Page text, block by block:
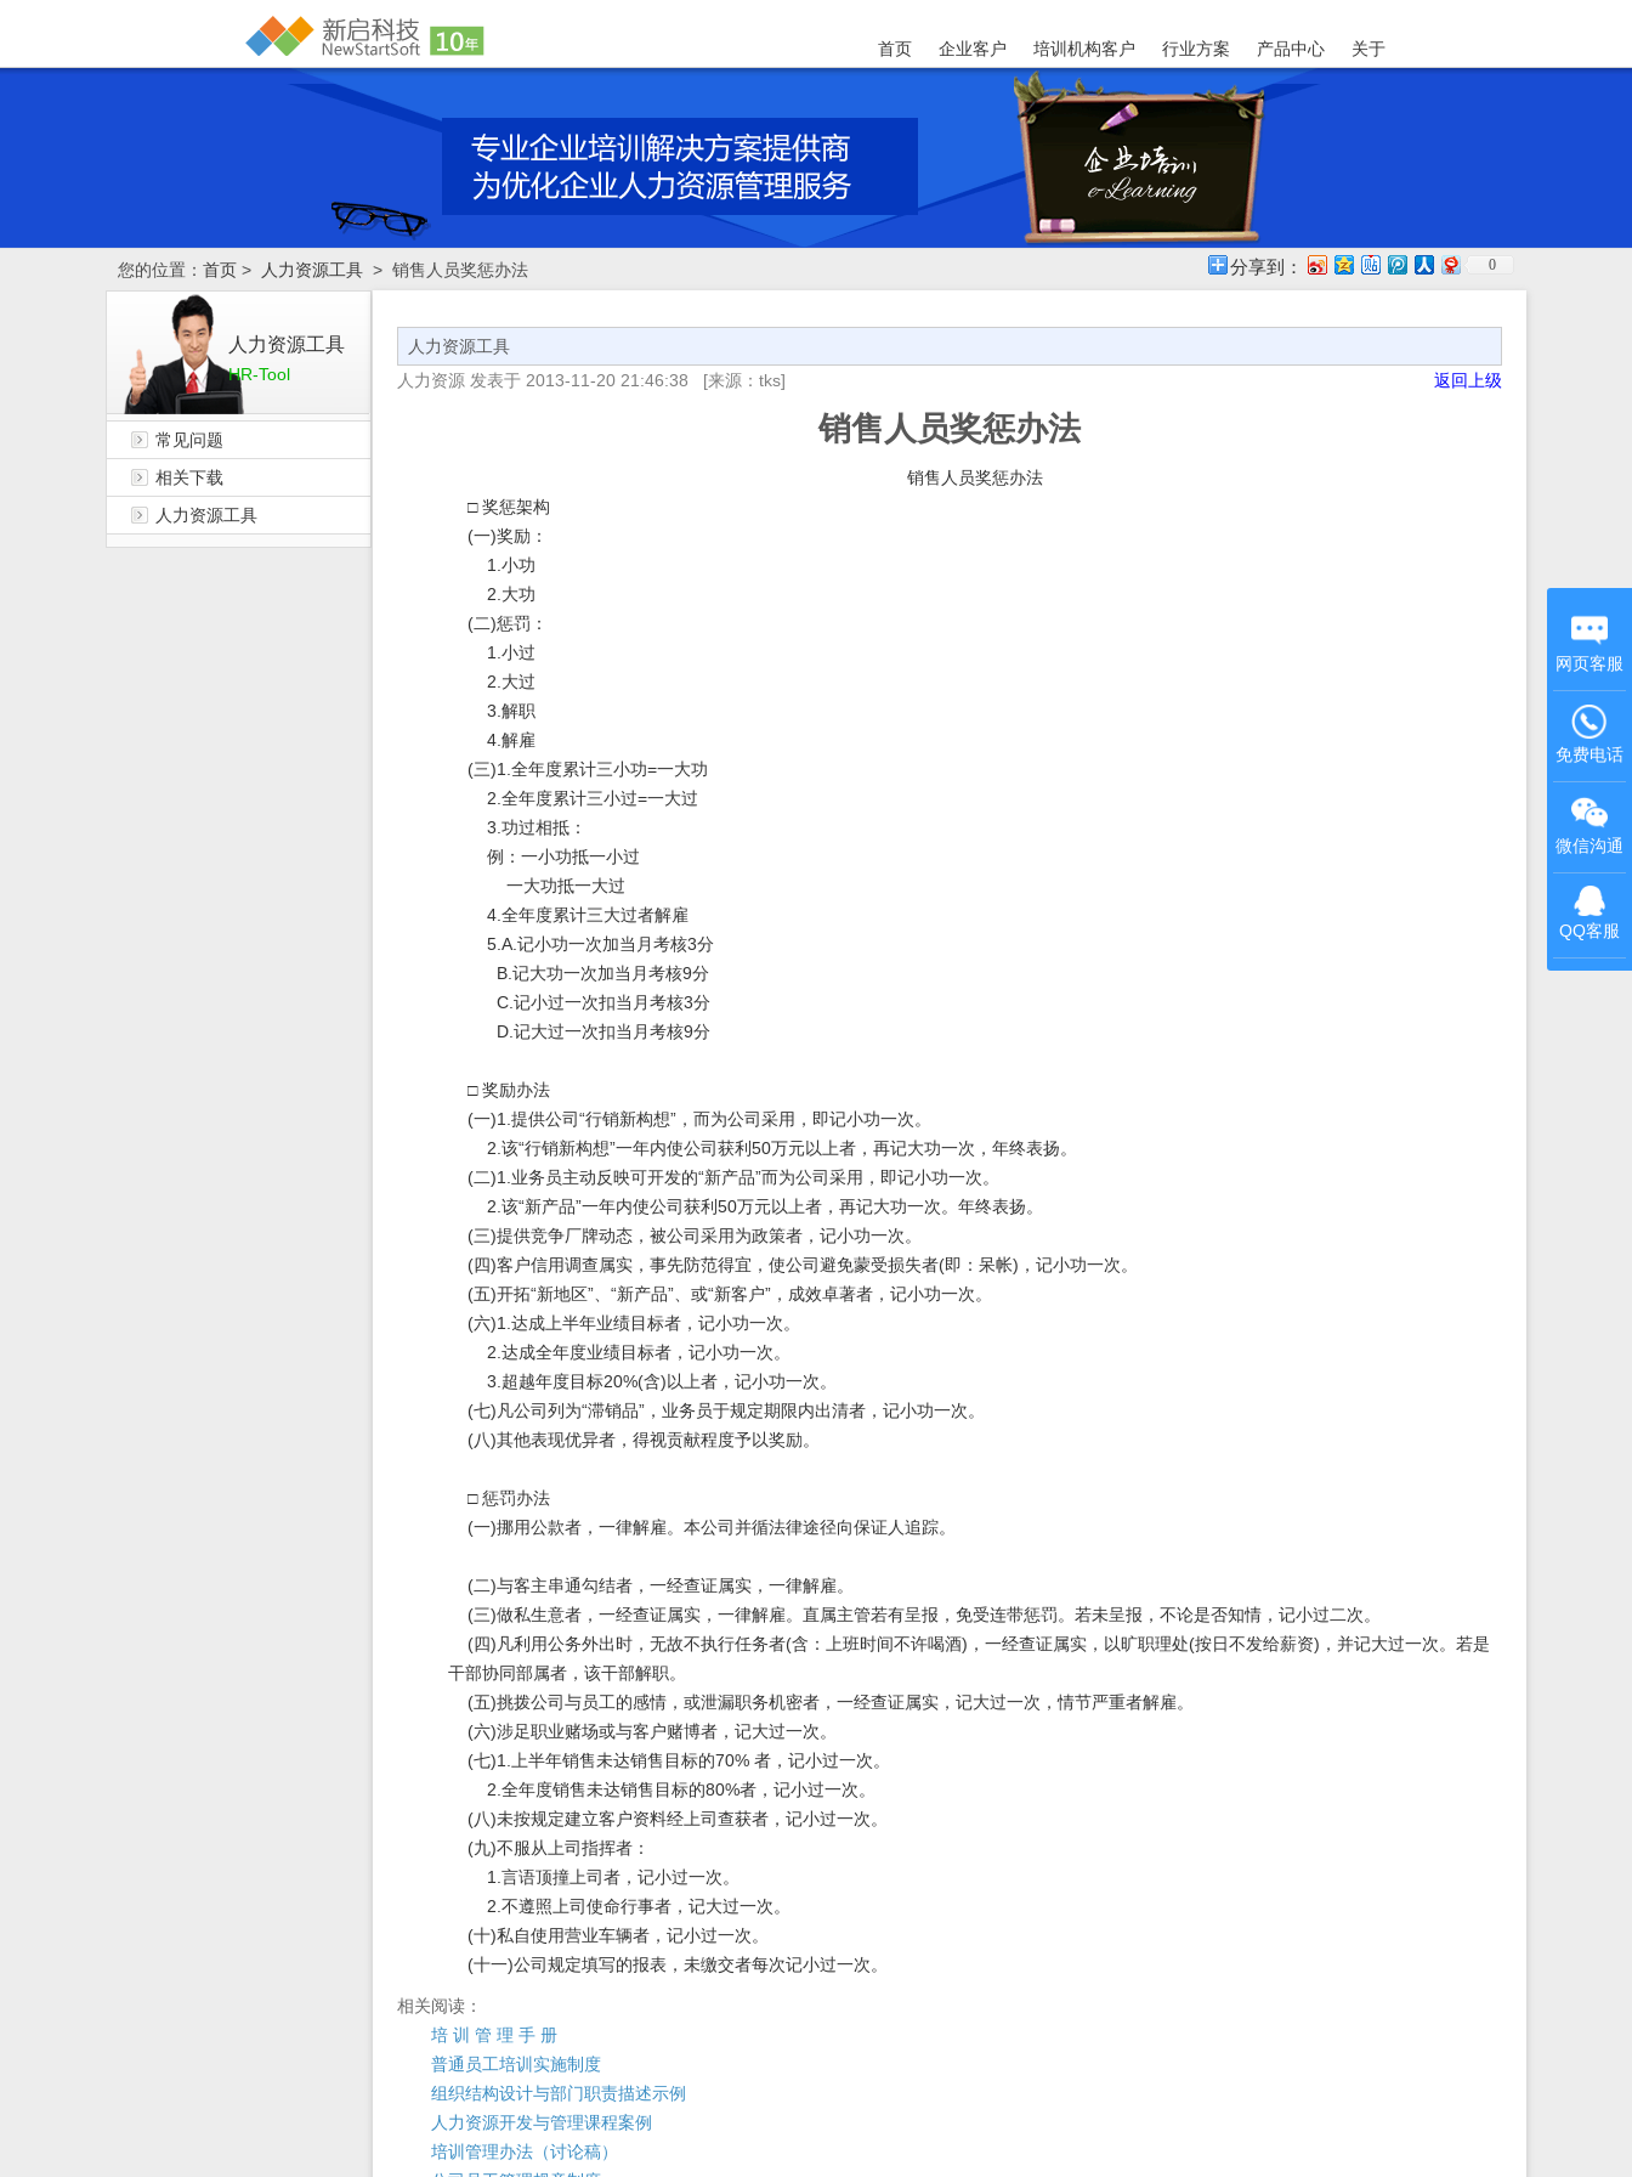
首页 企业客户 培训机构客户 行业方案 产品中心 关于
您的位置： 首页 > 人力资源工具 > 销售人员奖惩办法 分享到： 0
人力资源工具
HR-Tool
常见问题
相关下载
人力资源工具
人力资源工具
人力资源 发表于 2013-11-20 21:46:38 [来源：tks] 返回上级
销售人员奖惩办法
销售人员奖惩办法
□ 奖惩架构
(一)奖励：
1.小功
2.大功
(二)惩罚：
1.小过
2.大过
3.解职
4.解雇
(三)1.全年度累计三小功=一大功
2.全年度累计三小过=一大过
3.功过相抵：
例：一小功抵一小过
一大功抵一大过
4.全年度累计三大过者解雇
5.A.记小功一次加当月考核3分
B.记大功一次加当月考核9分
C.记小过一次扣当月考核3分
D.记大过一次扣当月考核9分
□ 奖励办法
(一)1.提供公司“行销新构想”，而为公司采用，即记小功一次。
2.该“行销新构想”一年内使公司获利50万元以上者，再记大功一次，年终表扬。
(二)1.业务员主动反映可开发的“新产品”而为公司采用，即记小功一次。
2.该“新产品”一年内使公司获利50万元以上者，再记大功一次。年终表扬。
(三)提供竞争厂牌动态，被公司采用为政策者，记小功一次。
(四)客户信用调查属实，事先防范得宜，使公司避免蒙受损失者(即：呆帐)，记小功一次。
(五)开拓“新地区”、“新产品”、或“新客户”，成效卓著者，记小功一次。
(六)1.达成上半年业绩目标者，记小功一次。
2.达成全年度业绩目标者，记小功一次。
3.超越年度目标20%(含)以上者，记小功一次。
(七)凡公司列为“滞销品”，业务员于规定期限内出清者，记小功一次。
(八)其他表现优异者，得视贡献程度予以奖励。
□ 惩罚办法
(一)挪用公款者，一律解雇。本公司并循法律途径向保证人追踪。
(二)与客主串通勾结者，一经查证属实，一律解雇。
(三)做私生意者，一经查证属实，一律解雇。直属主管若有呈报，免受连带惩罚。若未呈报，不论是否知情，记小过二次。
(四)凡利用公务外出时，无故不执行任务者(含：上班时间不许喝酒)，一经查证属实，以旷职理处(按日不发给薪资)，并记大过一次。若是
干部协同部属者，该干部解职。
(五)挑拨公司与员工的感情，或泄漏职务机密者，一经查证属实，记大过一次，情节严重者解雇。
(六)涉足职业赌场或与客户赌博者，记大过一次。
(七)1.上半年销售未达销售目标的70% 者，记小过一次。
2.全年度销售未达销售目标的80%者，记小过一次。
(八)未按规定建立客户资料经上司查获者，记小过一次。
(九)不服从上司指挥者：
1.言语顶撞上司者，记小过一次。
2.不遵照上司使命行事者，记大过一次。
(十)私自使用营业车辆者，记小过一次。
(十一)公司规定填写的报表，未缴交者每次记小过一次。
相关阅读：
培 训 管 理 手 册
普通员工培训实施制度
组织结构设计与部门职责描述示例
人力资源开发与管理课程案例
培训管理办法（讨论稿）
网页客服
免费电话
微信沟通
QQ客服